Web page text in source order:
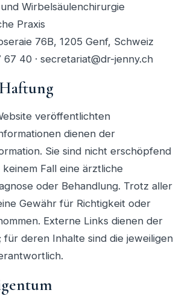
Wirbelsäulenchirurgie
Praxis
76B, 1205 Genf, Schweiz
40 · secretariat@dr-jenny.ch
veröffentlichten
dienen der
Sie sind nicht erschöpfend
Fall eine ärztliche
oder Behandlung. Trotz aller
Gewähr für Richtigkeit oder
Externe Links dienen der
für deren Inhalte sind die jeweiligen